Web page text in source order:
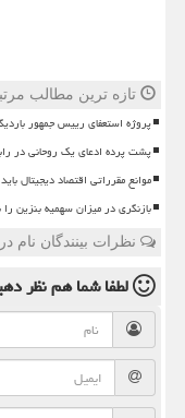
تازه ترین مطالب
پروژه استعفای رییس جمهور
پشت پرده ادعای یک روحانی در رابطه با ۲۸ بار استعفای
موانع مقرراتی اقتصاد دیجیتال
بازنگری در میزان سهمیه بنزین را
نظرات بینندگان نام
لطفا شما همنظر